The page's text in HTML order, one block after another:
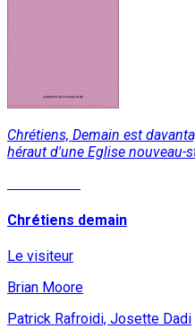
Chrétiens, Demain est
héraut d'une Eglise nouveau-
Chrétiens demain
Le visiteur
Brian Moore
Patrick Rafroidi, Josette Dadi